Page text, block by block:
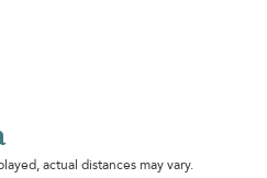
actual distances may vary.